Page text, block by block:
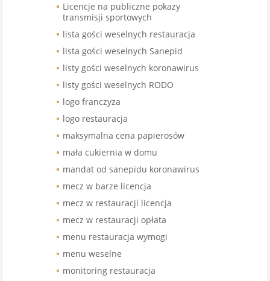
Licencje na publiczne pokazy
transmisji sportowych
lista gości weselnych restauracja
lista gości weselnych Sanepid
listy gości weselnych koronawirus
listy gości weselnych RODO
logo franczyza
logo restauracja
maksymalna cena papierosów
mała cukiernia w domu
mandat od sanepidu koronawirus
mecz w barze licencja
mecz w restauracji licencja
mecz w restauracji opłata
menu restauracja wymogi
menu weselne
monitoring restauracja